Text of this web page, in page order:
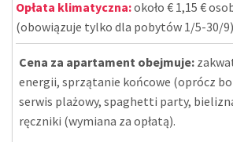
Opłata klimatyczna:około € 1,15 €
(obowiązuje tylko dla pobytów 1/5-30/
Cena za apartament obejmuje:
energii, sprzątanie końcowe (oprócz
serwis plażowy, spaghetti party,
ręczniki (wymiana za opłatą).